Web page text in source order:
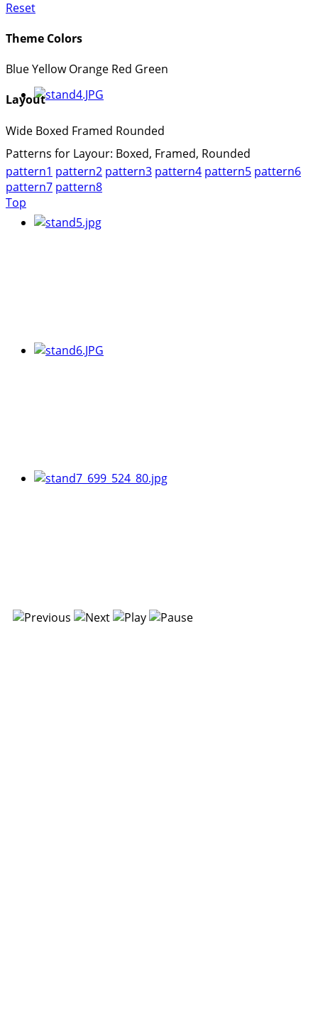
Reset
Theme Colors
BlueYellow Orange Red Green
Layout
Wide Boxed Framed Rounded
Patterns for Layour: Boxed, Framed, Rounded
pattern1 pattern2 pattern3 pattern4 pattern5 pattern6
pattern7 pattern8
Top